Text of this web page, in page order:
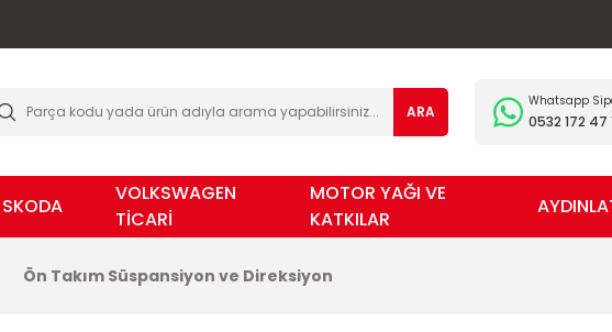
ARA
Whatsapp
0532 172 47
SKODA
VOLKSWAGEN
TİCARİ
MOTOR YAĞI VE
KATKILAR
Ön Takım Süspansiyon ve Direksiyon